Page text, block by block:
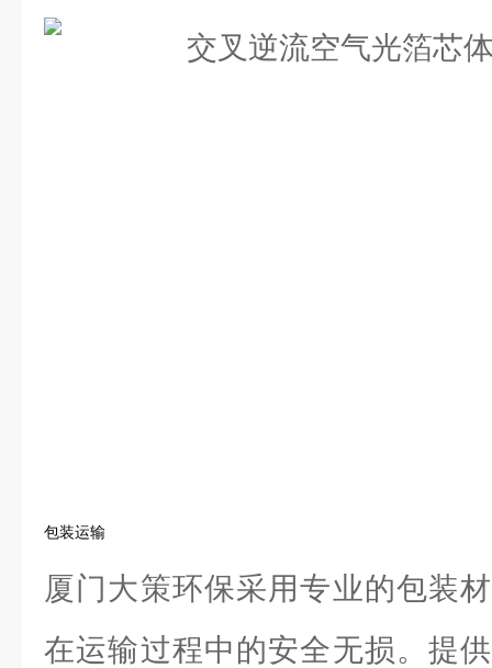
包装运输
厦门大策环保采用专业的包装
在运输过程中的安全无损。提